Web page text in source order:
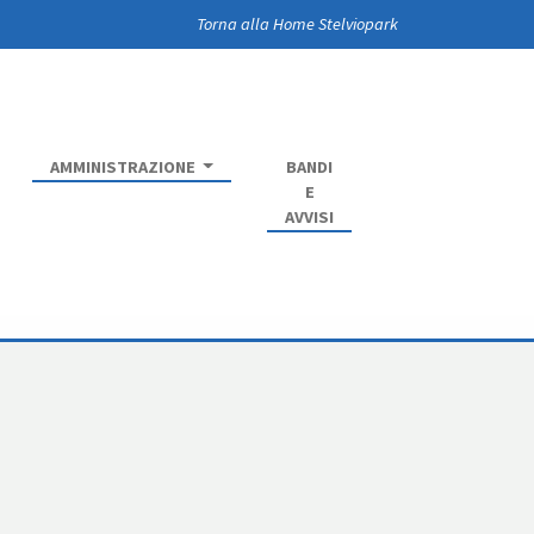
Torna alla Home Stelviopark
AMMINISTRAZIONE
BANDI
E
AVVISI